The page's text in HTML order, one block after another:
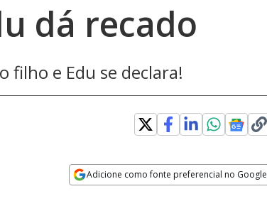
dá recado
filho e Edu se declara!
Adicione como fonte preferencial no Google